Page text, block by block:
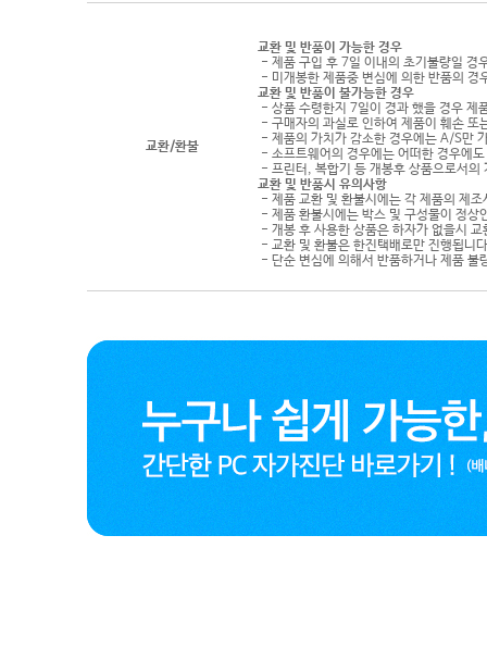
교환/환불
교환 및 반품이 가능한 경우
- 제품 구입 후 7일 이내의 초기불량일 경
- 미개봉한 제품중 변심에 의한 반품의 경
교환 및 반품이 불가능한 경우
- 상품 수령한지 7일이 경과 했을 경우 제
- 구매자의 과실로 인하여 제품이 훼손 또
- 제품의 가치가 감소한 경우에는 A/S만
- 소프트웨어의 경우에는 어떠한 경우에
- 프린터, 복합기 등 개봉후 상품으로서의
교환 및 반품시 유의사항
- 제품 교환 및 환불시에는 각 제품의 제
- 제품 환불시에는 박스 및 구성물이 정상
- 개봉 후 사용한 상품은 하자가 없을시
- 교환 및 환불은 한진택배로만 진행됩니
- 단순 변심에 의해서 반품하거나 제품